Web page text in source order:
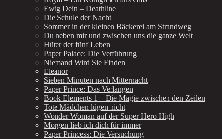
Ewig Dein – Deathline
Die Schule der Nacht
Sommer in der kleinen Bäckerei am Strandweg
Du neben mir und zwischen uns die ganze Welt
Hüter der fünf Leben
Paper Palace: Die Verführung
Niemand Wird Sie Finden
Eleanor
Sieben Minuten nach Mitternacht
Paper Prince: Das Verlangen
Book Elements 1 – Die Magie zwischen den Zeilen
Tote Mädchen lügen nicht
Wonder Woman auf der Super Hero High
Morgen lieb ich dich für immer
Paper Princess: Die Versuchung